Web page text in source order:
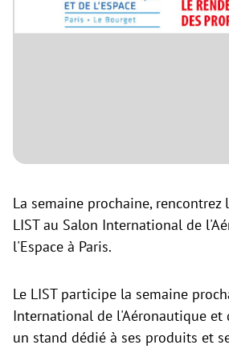
La semaine prochaine, rencontrez
LIST au Salon International de
l'Espace à Paris.
Le LIST participe la semaine
International de l'Aéronautique et
un stand dédié à ses produits et